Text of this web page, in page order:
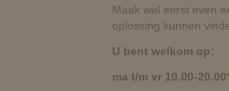
Maak wel eerst even
oplossing kunnen
U bent welkom op:
ma t/m vr 10.00-